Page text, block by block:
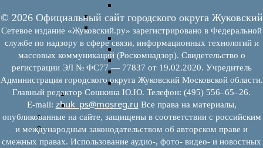
Материалы Корпорации МСП
Вопрос-ответ
Общие вопросы
Наполнение и актуализация
Предоставление имущества
Выкуп имущества
Прочие
Информационная поддержка
Консультационная поддержка
Инфраструктура поддержки
Совет по развитию и поддержке малого и среднего
предпринимательства
© 2026 Официальный сайт городского округа Жуковский
Сетевое издание «Жуковский.ру» зарегистрировано в Федеральной
службе по надзору в сфере связи, информационных технологий и
массовых коммуникаций (Роскомнадзор). Свидетельство о
регистрации ЭЛ № ФС77 — 77837 от 19.02.2020. Учредитель
Администрация городского округа Жуковский Московской области.
Главный редактор Сошкина Ю.Ю. Телефон: (495) 556–65–26.
E‑mail: zhuk_ps@mosreg.ru Все права на материалы,
опубликованные на сайте, защищены в соответствии с российским
и международным законодательством об авторском праве и
смежных правах. Использование аудио-, фото- видео- и новостных